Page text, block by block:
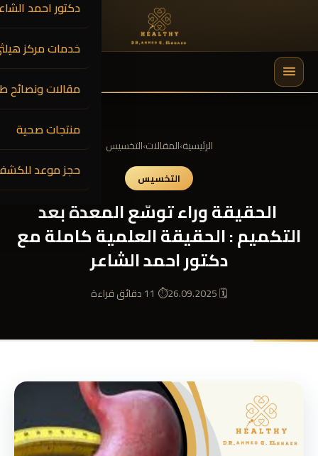
دكتور احمد
خدمات مركز
مقالات ونصائح
منتجات صحية
حجز موعد
$0.00
الرئيسية›المقالات›التخسيس
التخسيس
الحقيقة وراء توسّع المعدة بعد
التكميم : الحقيقة العلمية كاملة مع
دكتور احمد الشاعر
🗓 26.09.2025 ⏱ 11 دقائق قراءة